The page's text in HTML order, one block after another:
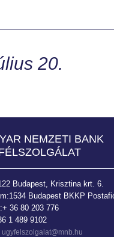
20.
NEMZETI BANK
Budapest, Krisztina krt. 6.
Budapest BKKP
36 80 203 776
1 489 9102
ugyfelszolgalat@mnb.hu